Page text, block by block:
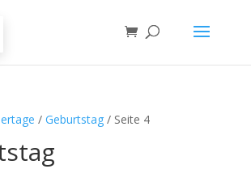
/ Geburtstag/ Seite 4